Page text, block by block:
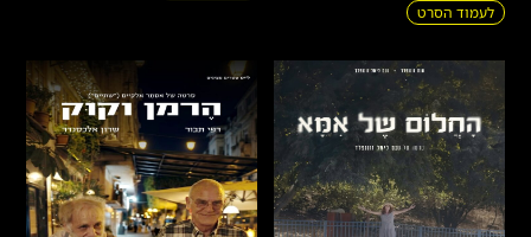
לעמוד הסרט